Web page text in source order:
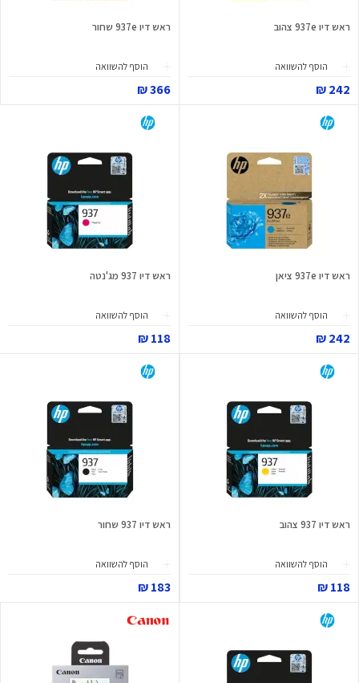
ראש דיו 937e צהוב
הוסף להשוואה
242 ₪
ראש דיו 937e שחור
הוסף להשוואה
366 ₪
ראש דיו 937e ציאן
הוסף להשוואה
242 ₪
ראש דיו 937 מג'נטה
הוסף להשוואה
118 ₪
ראש דיו 937 צהוב
הוסף להשוואה
118 ₪
ראש דיו 937 שחור
הוסף להשוואה
183 ₪